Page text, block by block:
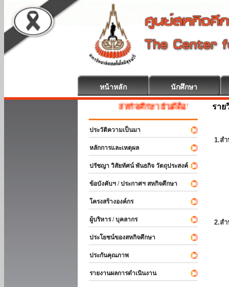
หน้าหลัก นักศึกษา
สหกิจศึกษา ยินดีต้อนรับ
ประวัติความเป็นมา
หลักการและเหตุผล
ปรัชญา วิสัยทัศน์ พันธกิจ วัตถุประสงค์
ข้อบังคับฯ / ประกาศฯ สหกิจศึกษา
โครงสร้างองค์กร
ผู้บริหาร / บุคลากร
ประโยชน์ของสหกิจศึกษา
ประกันคุณภาพ
รายงานผลการดำเนินงาน
ราย
1.ส
2.ส